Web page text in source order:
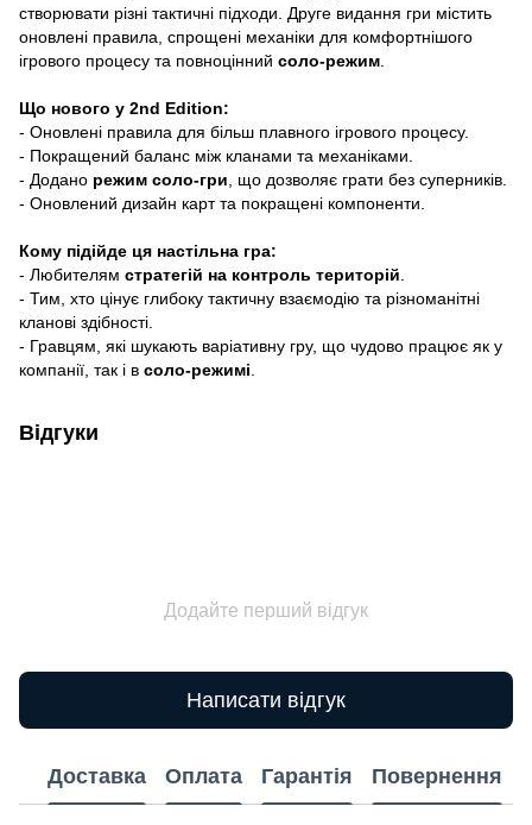
створювати різні тактичні підходи. Друге видання гри містить
оновлені правила, спрощені механіки для комфортнішого
ігрового процесу та повноцінний соло-режим
Що нового у 2nd Edition:
- Оновлені правила для більш плавного ігрового процесу.
- Покращений баланс між кланами та механіками.
- Додано режим соло-гри , що дозволяє грати без суперників.
- Оновлений дизайн карт та покращені компоненти.
Кому підійде ця настільна гра:
- Любителям стратегій на контроль територій
- Тим, хто цінує глибоку тактичну взаємодію та різноманітні
кланові здібності.
- Гравцям, які шукають варіативну гру, що чудово працює як у
компанії, так і в соло-режимі
Відгуки
Додайте перший відгук
Написати відгук
Доставка Оплата Гарантія Повернення